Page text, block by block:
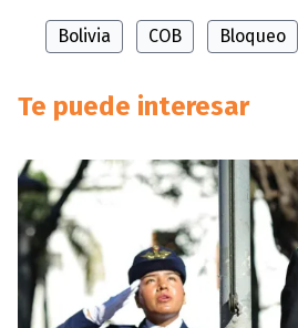
Bolivia COB Bloqueo
Te puede interesar